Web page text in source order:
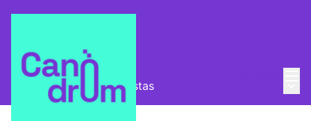
Pla Estratègic Propuestas